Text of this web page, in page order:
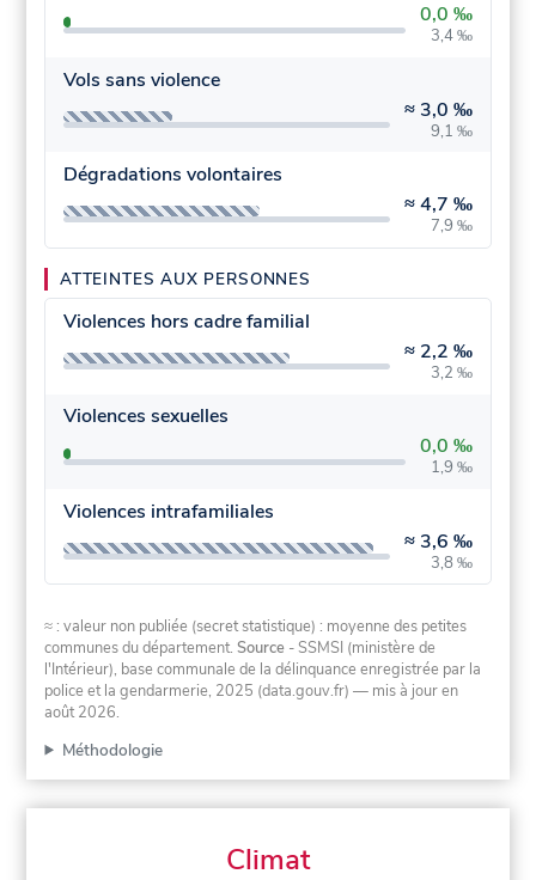
0,0 ‰
3,4 ‰
Vols sans violence
≈ 3,0 ‰
9,1 ‰
Dégradations volontaires
≈4,7 ‰
7,9 ‰
ATTEINTES AUX PERSONNES
Violences hors cadre familial
≈ 2,2 ‰
3,2 ‰
Violences sexuelles
0,0 ‰
1,9 ‰
Violences intrafamiliales
≈ 3,6 ‰
3,8 ‰
≈ : valeur non publiée (secret statistique) : moyenne des petites
communes du département.Source - SSMSI (ministère de
l'Intérieur), base communale de la délinquance enregistrée par la
police et la gendarmerie, 2025 (data.gouv.fr) — mis à jour en
août 2026.
Méthodologie
Climat